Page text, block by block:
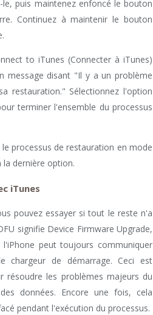
puis maintenez enfoncé le bouton
Continuez à maintenir le bouton
to iTunes (Connecter à iTunes)
message disant "Il y a un problème
restauration." Sélectionnez l'option
terminer l'ensemble du processus
processus de restauration en mode
la dernière option.
iTunes
pouvez essayer si tout le reste n'a
signifie Device Firmware Upgrade,
peut toujours communiquer
chargeur de démarrage. Ceci est
résoudre les problèmes majeurs du
données. Encore une fois, cela
pendant l'exécution du processus.